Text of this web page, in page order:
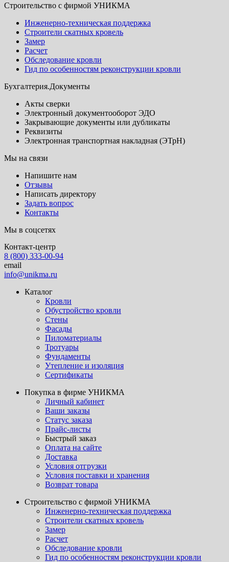
Строительство с фирмой УНИКМА
Инженерно-техническая поддержка
Строители скатных кровель
Замер
Расчет
Обследование кровли
Гид по особенностям реконструкции кровли
Бухгалтерия.Документы
Акты сверки
Электронный документооборот ЭДО
Закрывающие документы или дубликаты
Реквизиты
Электронная транспортная накладная (ЭТрН)
Мы на связи
Напишите нам
Отзывы
Написать директору
Задать вопрос
Контакты
Мы в соцсетях
Контакт-центр
8 (800) 333-00-94
email
info@unikma.ru
Каталог
Кровли
Обустройство кровли
Стены
Фасады
Пиломатериалы
Тротуары
Фундаменты
Утепление и изоляция
Сертификаты
Покупка в фирме УНИКМА
Личный кабинет
Ваши заказы
Статус заказа
Прайс-листы
Быстрый заказ
Оплата на сайте
Доставка
Условия отгрузки
Условия поставки и хранения
Возврат товара
Строительство с фирмой УНИКМА
Инженерно-техническая поддержка
Строители скатных кровель
Замер
Расчет
Обследование кровли
Гид по особенностям реконструкции кровли